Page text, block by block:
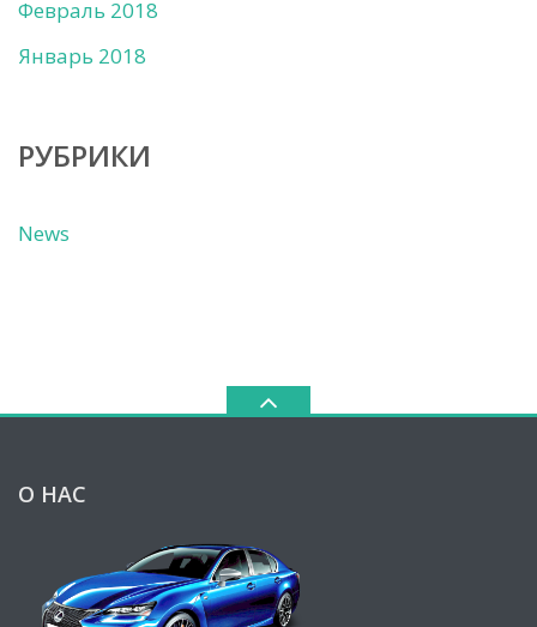
Февраль 2018
Январь 2018
РУБРИКИ
News
О НАС